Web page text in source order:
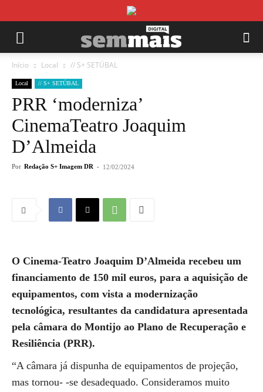
Início Local // S+ SETÚBAL
Local // S+ SETÚBAL
PRR ‘moderniza’
CinemaTeatro Joaquim
D’Almeida
Por Redação S+ Imagem DR - 12/02/2024
O Cinema-Teatro Joaquim D’Almeida recebeu um
financiamento de 150 mil euros, para a aquisição de
equipamentos, com vista a modernização
tecnológica, resultantes da candidatura apresentada
pela câmara do Montijo ao Plano de Recuperação e
Resiliência (PRR).
“A câmara já dispunha de equipamentos de projeção,
mas tornou- -se desadequado. Consideramos muito